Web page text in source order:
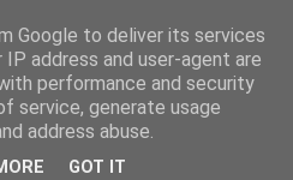
Google to deliver its services
address and user-agent are
performance and security
service, generate usage
address abuse.
GOT IT